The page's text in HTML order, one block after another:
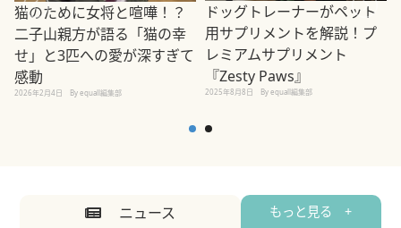
猫のために女将と喧嘩！？
二子山親方が語る「猫の幸
せ」と3匹への愛が深すぎて
感動
2026年2月4日 By equall編集部
ドッグトレーナーがペット
用サプリメントを解説！プ
レミアムサプリメント
『Zesty Paws』
2025年8月8日 By equall編集部
ニュース もっと見る +